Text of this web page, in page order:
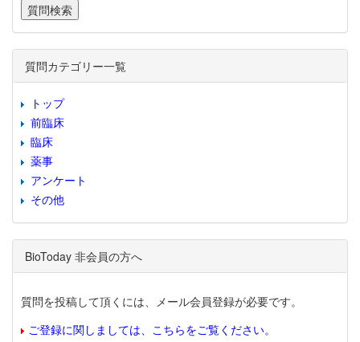
質問カテゴリー一覧
トップ
前臨床
臨床
薬事
アンケート
その他
BioToday 非会員の方へ
質問を投稿して頂くには、メール会員登録が必要です。
ご登録に関しましては、こちらをご覧ください。